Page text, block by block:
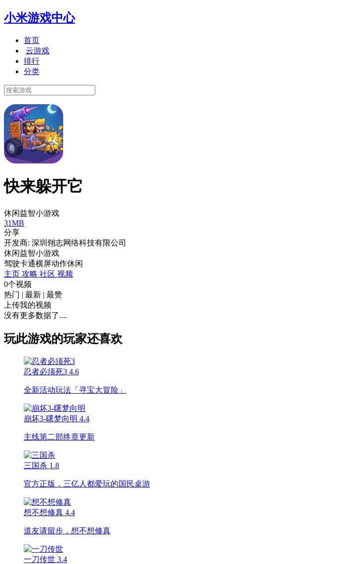
小米游戏中心
首页
云游戏
排行
分类
快来躲开它
休闲益智小游戏
31MB
分享
开发商: 深圳翎志网络科技有限公司
休闲益智小游戏
驾驶卡通横屏动作休闲
主页 攻略 社区 视频
0个视频
热门 | 最新 | 最赞
上传我的视频
没有更多数据了....
玩此游戏的玩家还喜欢
忍者必须死3 4.6
全新活动玩法「寻宝大冒险」
崩坏3-曙梦向明 4.4
主线第二部终章更新
三国杀 1.8
官方正版，三亿人都爱玩的国民桌游
想不想修真 4.4
道友请留步，想不想修真
一刀传世 3.4